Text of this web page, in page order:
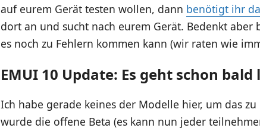
auf eurem Gerät testen wollen, dann benötigt ihr
dort an und sucht nach eurem Gerät. Bedenkt aber
es noch zu Fehlern kommen kann (wir raten wie
EMUI 10 Update: Es geht schon bald
Ich habe gerade keines der Modelle hier, um das
wurde die offene Beta (es kann nun jeder